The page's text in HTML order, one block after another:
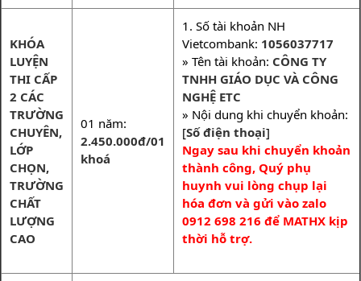
KHÓA
LUYỆN
THI CẤP
2 CÁC
TRƯỜNG
CHUYÊN,
LỚP
CHỌN,
TRƯỜNG
CHẤT
LƯỢNG
CAO
01 năm:
2.450.000đ/01
khoá
1. Số tài khoản NH
Vietcombank: 1056037717
» Tên tài khoản: CÔNG TY
TNHH GIÁO DỤC VÀ CÔNG
NGHỆ ETC
» Nội dung khi chuyển khoản:
[Số điện thoại]
Ngay sau khi chuyển khoản
thành công, Quý phụ
huynh vui lòng chụp lại
hóa đơn và gửi vào zalo
0912 698 216 để MATHX kịp
thời hỗ trợ.